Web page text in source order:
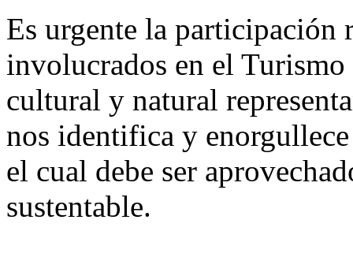
Es urgente la participación
involucrados en el
cultural y natural
nos identifica y
el cual debe ser
sustentable.